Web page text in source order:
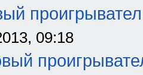
09:18